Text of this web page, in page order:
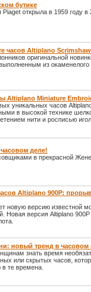
бутике
открыла в 1959 году
часов Altiplano
оригинальной
из окаменелого
Altiplano Miniature
уникальных часов
в высокой технике
нити и росписью
деле!
в прекрасной
Altiplano 900P:
новую версию известной
Новая версия Altiplano 900P
новый тренд в часовом
знать время
или скрытых часов,
те времена.